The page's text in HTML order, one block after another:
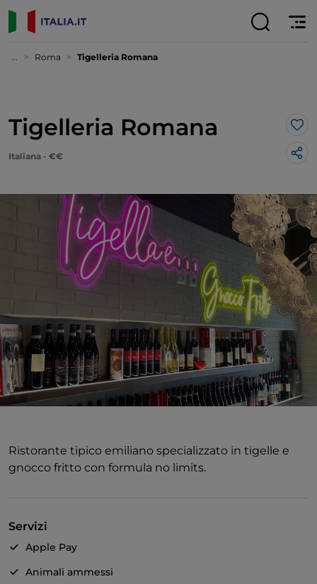
... Roma Tigelleria Romana
Tigelleria Romana
Italiana - €€
Ristorante tipico emiliano specializzato in tigelle e
gnocco fritto con formula no limits.
Servizi
Apple Pay
Animali ammessi